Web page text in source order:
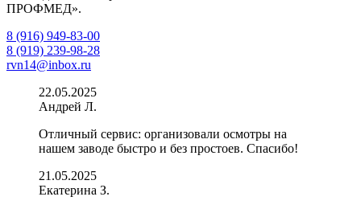
ПРОФМЕД».
8 (916) 949-83-00
8 (919) 239-98-28
rvn14@inbox.ru
22.05.2025
Андрей Л.
Отличный сервис: организовали осмотры на
нашем заводе быстро и без простоев. Спасибо!
21.05.2025
Екатерина З.